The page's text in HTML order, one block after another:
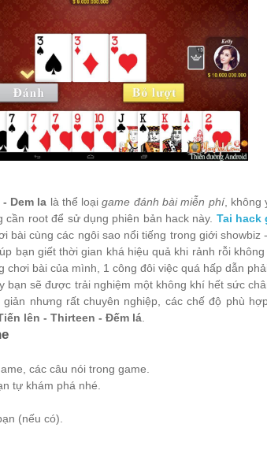
Dem la là thể loạigame đánh bài miễn phí, không
root để sử dụng phiên bản hack này. Tai hack
bài cùng các ngôi sao nổi tiếng trong giới showbiz
bạn giết thời gian khá hiệu quả khi rảnh rỗi
chơi bài của mình, 1 công đôi việc quá hấp dẫn
bạn sẽ được trải nghiệm một không khí hết sức
nhưng rất chuyên nghiệp, các chế độ phù
lên - Thirteen - Đếm lá
các câu nói trong game.
tự khám phá nhé.
(nếu có).